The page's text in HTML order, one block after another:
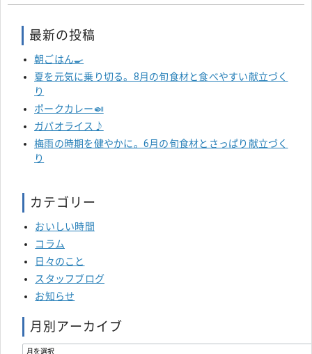
最新の投稿
朝ごはん🍳
夏を元気に乗り切る。8月の旬食材と食べやすい献立づく
り
ポークカレー🍛
ガパオライス♪
梅雨の時期を健やかに。6月の旬食材とさっぱり献立づく
り
カテゴリー
おいしい時間
コラム
日々のこと
スタッフブログ
お知らせ
月別アーカイブ